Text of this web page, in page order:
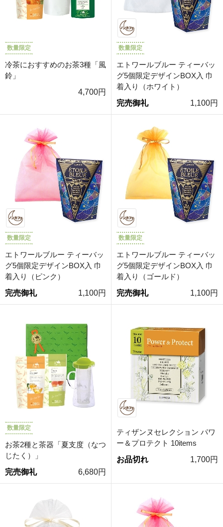
数量限定
冷茶におすすめのお茶3種「風
鈴」
4,700円
数量限定
エトワールブルー ティーバッ
グ5個限定デザインBOX入 巾
着入り（ホワイト）
完売御礼
1,100円
数量限定
エトワールブルー ティーバッ
グ5個限定デザインBOX入 巾
着入り（ピンク）
完売御礼
1,100円
数量限定
エトワールブルー ティーバッ
グ5個限定デザインBOX入 巾
着入り（ゴールド）
完売御礼
1,100円
数量限定
お茶2種と茶器「夏支度（なつ
じたく）」
完売御礼
6,680円
ティザンヌセレクション パワ
ー＆プロテクト 10items
お品切れ
1,700円